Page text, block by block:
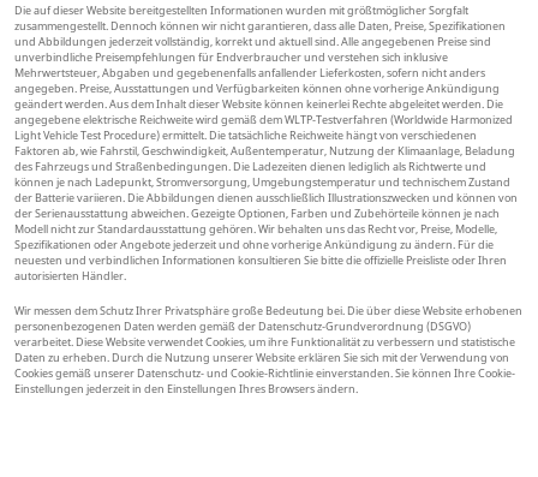
Die auf dieser Website bereitgestellten Informationen wurden mit größtmöglicher Sorgfalt
zusammengestellt. Dennoch können wir nicht garantieren, dass alle Daten, Preise, Spezifikationen
und Abbildungen jederzeit vollständig, korrekt und aktuell sind. Alle angegebenen Preise sind
unverbindliche Preisempfehlungen für Endverbraucher und verstehen sich inklusive
Mehrwertsteuer, Abgaben und gegebenenfalls anfallender Lieferkosten, sofern nicht anders
angegeben. Preise, Ausstattungen und Verfügbarkeiten können ohne vorherige Ankündigung
geändert werden. Aus dem Inhalt dieser Website können keinerlei Rechte abgeleitet werden. Die
angegebene elektrische Reichweite wird gemäß dem WLTP-Testverfahren (Worldwide Harmonized
Light Vehicle Test Procedure) ermittelt. Die tatsächliche Reichweite hängt von verschiedenen
Faktoren ab, wie Fahrstil, Geschwindigkeit, Außentemperatur, Nutzung der Klimaanlage, Beladung
des Fahrzeugs und Straßenbedingungen. Die Ladezeiten dienen lediglich als Richtwerte und
können je nach Ladepunkt, Stromversorgung, Umgebungstemperatur und technischem Zustand
der Batterie variieren. Die Abbildungen dienen ausschließlich Illustrationszwecken und können von
der Serienausstattung abweichen. Gezeigte Optionen, Farben und Zubehörteile können je nach
Modell nicht zur Standardausstattung gehören. Wir behalten uns das Recht vor, Preise, Modelle,
Spezifikationen oder Angebote jederzeit und ohne vorherige Ankündigung zu ändern. Für die
neuesten und verbindlichen Informationen konsultieren Sie bitte die offizielle Preisliste oder Ihren
autorisierten Händler.
Wir messen dem Schutz Ihrer Privatsphäre große Bedeutung bei. Die über diese Website erhobenen
personenbezogenen Daten werden gemäß der Datenschutz-Grundverordnung (DSGVO)
verarbeitet. Diese Website verwendet Cookies, um ihre Funktionalität zu verbessern und statistische
Daten zu erheben. Durch die Nutzung unserer Website erklären Sie sich mit der Verwendung von
Cookies gemäß unserer Datenschutz- und Cookie-Richtlinie einverstanden. Sie können Ihre Cookie-
Einstellungen jederzeit in den Einstellungen Ihres Browsers ändern.